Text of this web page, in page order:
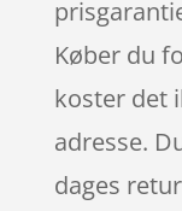
Køber du
koster det
adresse.
dages